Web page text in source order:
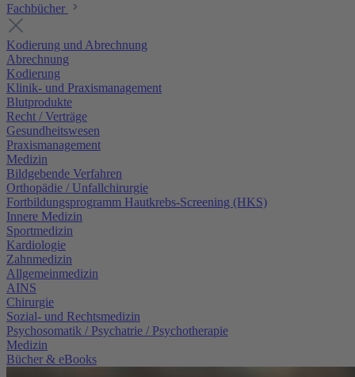
Fachbücher
Kodierung und Abrechnung
Abrechnung
Kodierung
Klinik- und Praxismanagement
Blutprodukte
Recht / Verträge
Gesundheitswesen
Praxismanagement
Medizin
Bildgebende Verfahren
Orthopädie / Unfallchirurgie
Fortbildungsprogramm Hautkrebs-Screening (HKS)
Innere Medizin
Sportmedizin
Kardiologie
Zahnmedizin
Allgemeinmedizin
AINS
Chirurgie
Sozial- und Rechtsmedizin
Psychosomatik / Psychatrie / Psychotherapie
Medizin
Bücher & eBooks